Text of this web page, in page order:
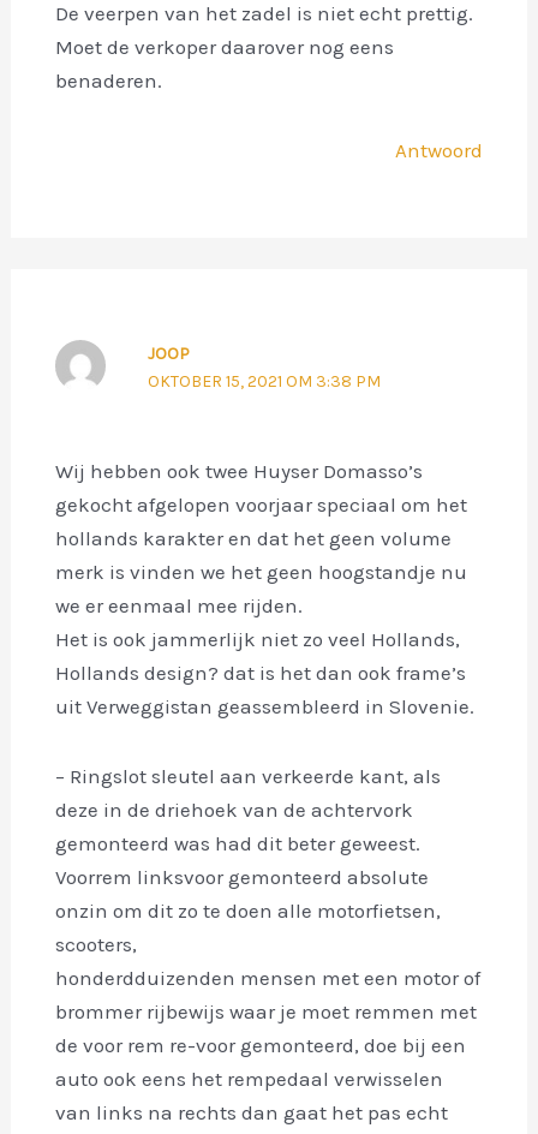
De veerpen van het zadel is niet echt prettig.
Moet de verkoper daarover nog eens
benaderen.
Antwoord
JOOP
OKTOBER 15, 2021 OM 3:38 PM
Wij hebben ook twee Huyser Domasso’s
gekocht afgelopen voorjaar speciaal om het
hollands karakter en dat het geen volume
merk is vinden we het geen hoogstandje nu
we er eenmaal mee rijden.
Het is ook jammerlijk niet zo veel Hollands,
Hollands design? dat is het dan ook frame’s
uit Verweggistan geassembleerd in Slovenie.
– Ringslot sleutel aan verkeerde kant, als
deze in de driehoek van de achtervork
gemonteerd was had dit beter geweest.
Voorrem linksvoor gemonteerd absolute
onzin om dit zo te doen alle motorfietsen,
scooters,
honderdduizenden mensen met een motor of
brommer rijbewijs waar je moet remmen met
de voor rem re-voor gemonteerd, doe bij een
auto ook eens het rempedaal verwisselen
van links na rechts dan gaat het pas echt